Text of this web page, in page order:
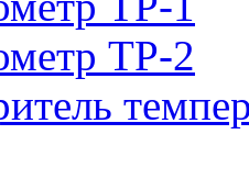
ТР-2